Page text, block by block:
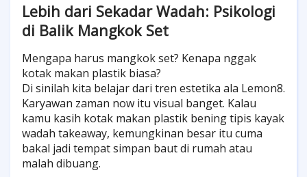
Lebih dari Sekadar Wadah: Psikologi
di Balik Mangkok Set
Mengapa harus mangkok set? Kenapa nggak
kotak makan plastik biasa?
Di sinilah kita belajar dari tren estetika ala Lemon8.
Karyawan zaman now itu visual banget. Kalau
kamu kasih kotak makan plastik bening tipis kayak
wadah takeaway, kemungkinan besar itu cuma
bakal jadi tempat simpan baut di rumah atau
malah dibuang.